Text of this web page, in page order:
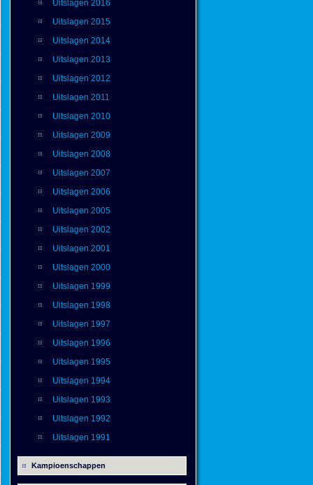
Uitslagen 2016
Uitslagen 2015
Uitslagen 2014
Uitslagen 2013
Uitslagen 2012
Uitslagen 2011
Uitslagen 2010
Uitslagen 2009
Uitslagen 2008
Uitslagen 2007
Uitslagen 2006
Uitslagen 2005
Uitslagen 2002
Uitslagen 2001
Uitslagen 2000
Uitslagen 1999
Uitslagen 1998
Uitslagen 1997
Uitslagen 1996
Uitslagen 1995
Uitslagen 1994
Uitslagen 1993
Uitslagen 1992
Uitslagen 1991
Kampioenschappen